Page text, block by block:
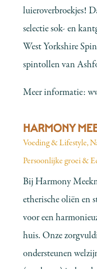
luieroverbroekjes!
selectie sok- en
West Yorkshire
spintollen van
Meer informatie:
HARMONY
Voeding & Lifestyle,
Persoonlijke groei &
Bij Harmony
etherische oliën en
voor een
huis. Onze
ondersteunen